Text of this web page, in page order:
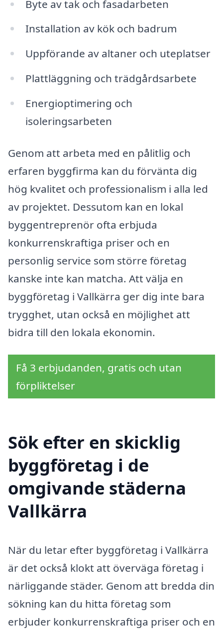
Byte av tak och fasadarbeten
Installation av kök och badrum
Uppförande av altaner och uteplatser
Plattläggning och trädgårdsarbete
Energioptimering och
isoleringsarbeten
Genom att arbeta med en pålitlig och
erfaren byggfirma kan du förvänta dig
hög kvalitet och professionalism i alla led
av projektet. Dessutom kan en lokal
byggentreprenör ofta erbjuda
konkurrenskraftiga priser och en
personlig service som större företag
kanske inte kan matcha. Att välja en
byggföretag i Vallkärra ger dig inte bara
trygghet, utan också en möjlighet att
bidra till den lokala ekonomin.
Få 3 erbjudanden, gratis och utan
förpliktelser
Sök efter en skicklig
byggföretag i de
omgivande städerna
Vallkärra
När du letar efter byggföretag i Vallkärra
är det också klokt att överväga företag i
närliggande städer. Genom att bredda din
sökning kan du hitta företag som
erbjuder konkurrenskraftiga priser och en